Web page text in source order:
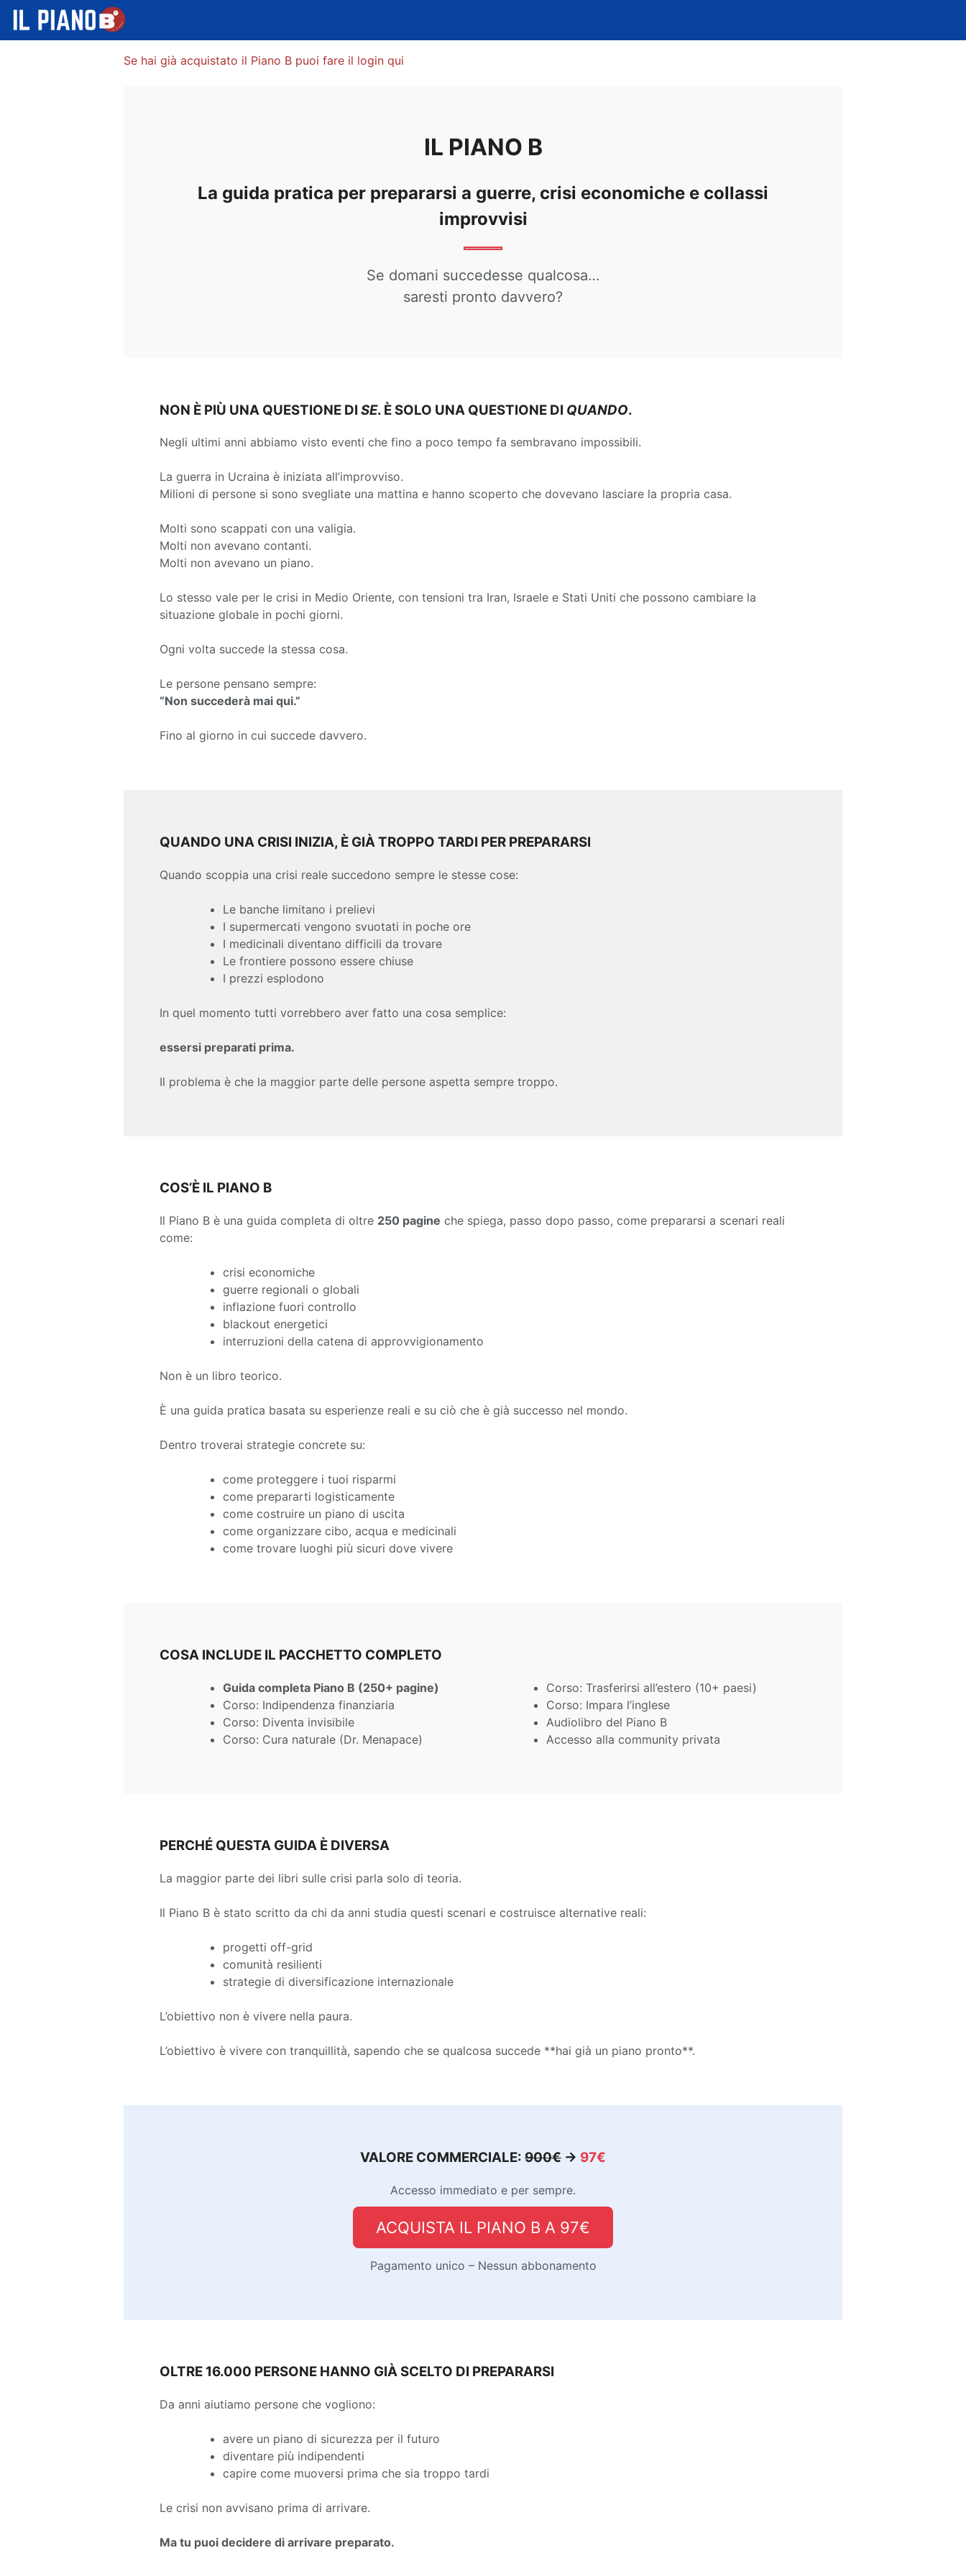
Se hai già acquistato il Piano B puoi fare il login qui
IL PIANO B
La guida pratica per prepararsi a guerre, crisi economiche e collassi
improvvisi
Se domani succedesse qualcosa…
saresti pronto davvero?
NON È PIÙ UNA QUESTIONE DI SE. È SOLO UNA QUESTIONE DI QUANDO.
Negli ultimi anni abbiamo visto eventi che fino a poco tempo fa sembravano impossibili.
La guerra in Ucraina è iniziata all’improvviso.
Milioni di persone si sono svegliate una mattina e hanno scoperto che dovevano lasciare la propria casa.
Molti sono scappati con una valigia.
Molti non avevano contanti.
Molti non avevano un piano.
Lo stesso vale per le crisi in Medio Oriente, con tensioni tra Iran, Israele e Stati Uniti che possono cambiare la
situazione globale in pochi giorni.
Ogni volta succede la stessa cosa.
Le persone pensano sempre:
“Non succederà mai qui.”
Fino al giorno in cui succede davvero.
QUANDO UNA CRISI INIZIA, È GIÀ TROPPO TARDI PER PREPARARSI
Quando scoppia una crisi reale succedono sempre le stesse cose:
Le banche limitano i prelievi
I supermercati vengono svuotati in poche ore
I medicinali diventano difficili da trovare
Le frontiere possono essere chiuse
I prezzi esplodono
In quel momento tutti vorrebbero aver fatto una cosa semplice:
essersi preparati prima.
Il problema è che la maggior parte delle persone aspetta sempre troppo.
COS’È IL PIANO B
Il Piano B è una guida completa di oltre 250 pagine che spiega, passo dopo passo, come prepararsi a scenari reali
come:
crisi economiche
guerre regionali o globali
inflazione fuori controllo
blackout energetici
interruzioni della catena di approvvigionamento
Non è un libro teorico.
È una guida pratica basata su esperienze reali e su ciò che è già successo nel mondo.
Dentro troverai strategie concrete su:
come proteggere i tuoi risparmi
come prepararti logisticamente
come costruire un piano di uscita
come organizzare cibo, acqua e medicinali
come trovare luoghi più sicuri dove vivere
COSA INCLUDE IL PACCHETTO COMPLETO
Guida completa Piano B (250+ pagine)
Corso: Indipendenza finanziaria
Corso: Diventa invisibile
Corso: Cura naturale (Dr. Menapace)
Corso: Trasferirsi all’estero (10+ paesi)
Corso: Impara l’inglese
Audiolibro del Piano B
Accesso alla community privata
PERCHÉ QUESTA GUIDA È DIVERSA
La maggior parte dei libri sulle crisi parla solo di teoria.
Il Piano B è stato scritto da chi da anni studia questi scenari e costruisce alternative reali:
progetti off-grid
comunità resilienti
strategie di diversificazione internazionale
L’obiettivo non è vivere nella paura.
L’obiettivo è vivere con tranquillità, sapendo che se qualcosa succede **hai già un piano pronto**.
VALORE COMMERCIALE: 900€ → 97€
Accesso immediato e per sempre.
ACQUISTA IL PIANO B A 97€
Pagamento unico – Nessun abbonamento
OLTRE 16.000 PERSONE HANNO GIÀ SCELTO DI PREPARARSI
Da anni aiutiamo persone che vogliono:
avere un piano di sicurezza per il futuro
diventare più indipendenti
capire come muoversi prima che sia troppo tardi
Le crisi non avvisano prima di arrivare.
Ma tu puoi decidere di arrivare preparato.